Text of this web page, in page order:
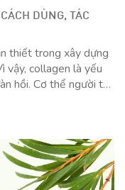
DÙNG, TÁC
thiết trong xây dựng
vậy, collagen là yếu
hồi. Cơ thể người tự